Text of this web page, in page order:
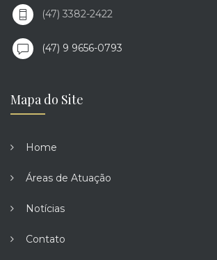
(47) 3382-2422
(47) 9 9656-0793
Mapa do Site
Home
Áreas de Atuação
Notícias
Contato